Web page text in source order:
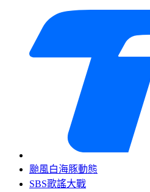
颱風白海豚動態
SBS歌謠大戰